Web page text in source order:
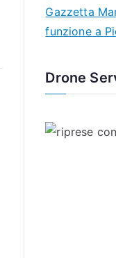
Gazzetta
funzione a
Drone